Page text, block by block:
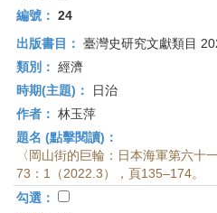
編號： 24
出版書目： 臺灣史研究文獻類目
類別： 經濟
時期(主題)：
日治
作者： 林玉萍
題名 (點擊閱讀)：
〈岡山街的巨輪：日本海軍第六十
73：1（2022.3），頁135–174。
勾選：